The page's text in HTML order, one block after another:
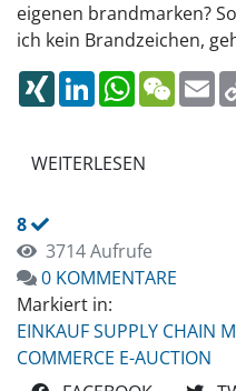
eigenen brandmarken?
ich kein Brandzeichen,
XINGLINKEDINWHATSAPP
WEITERLESEN
8
3714 Aufrufe
0 KOMMENTARE
Markiert in:
EINKAUFSUPPLY CHAIN
COMMERCE E-AUCTION